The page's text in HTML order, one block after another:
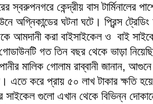
স্বরুপনগরে কেন্দ্রীয় বাস টার্মিনালের
অগ্নিকান্ডের ঘটনা ঘটে। প্রিন্স
আমদানী করা বাইসাইকেল ও বাই
গোডাউনটি গত তিন বছর থেকে ভাড়া
মালিক গোলাম রাব্বানী জানান,
এতে করে প্রায় ৫০ লাখ টাকার ক্ষতি
সাইকেল গুলো এখান থেকে বিভিন্ন